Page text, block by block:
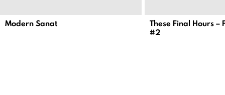
Modern Sanat
These Final Hours –
#2